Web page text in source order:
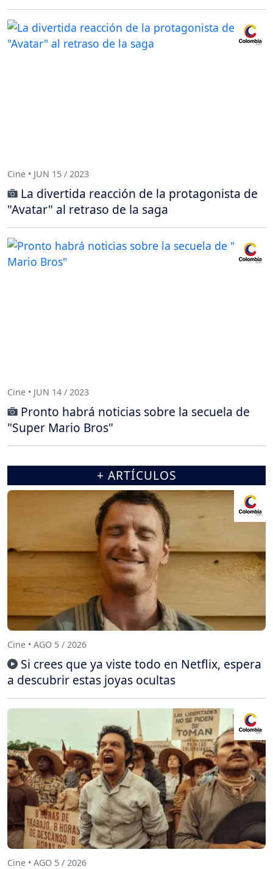
Cine • JUN 15 / 2023
La divertida reacción de la protagonista de
"Avatar" al retraso de la saga
Cine • JUN 14 / 2023
Pronto habrá noticias sobre la secuela de
"Super Mario Bros"
+ ARTÍCULOS
Cine • AGO 5 / 2026
Si crees que ya viste todo en Netflix, espera
a descubrir estas joyas ocultas
Cine • AGO 5 / 2026